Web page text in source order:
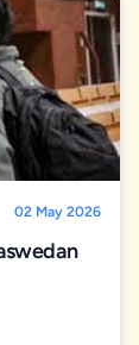
02 May 2026